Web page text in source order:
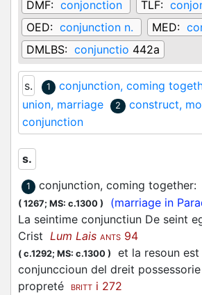
DMF: conjonction TLF:
OED: conjunction n. MED:
DMLBS: conjunctio 442a
s. 1 conjunction, coming
union, marriage
2 construct,
conjunction
s.
1 conjunction, coming together:
( 1267; MS: c.1300 ) (marriage in
La seintime conjunctiun De seint
Crist Lum Lais ANTS 94
( c.1292; MS: c.1300 )
et la resoun est
conjunccioun del dreit
propreté
BRITT i 272